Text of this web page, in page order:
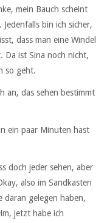
mein Bauch scheint
bin ich sicher,
dass man eine Windel
Da ist Sina noch nicht,
so geht.
an, das sehen bestimmt
ein paar Minuten hast
doch jeder sehen, aber
also im Sandkasten
daran gelegen haben,
jetzt habe ich